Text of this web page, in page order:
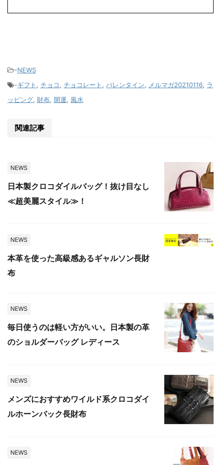
-NEWS
-ギフト , チョコ, チョコレート , バレンタイン, メルマガ20210116, ラ
ッピング, 財布, 開運, 風水
関連記事
NEWS
日本製クロコダイルバッグ！抜け目なし
≪超美麗スタイル≫！
NEWS
本革を使った高級感あるギャルソン長財
布
NEWS
毎日使うのは軽い方がいい。日本製の革
のショルダーバッグ レディース
NEWS
メンズにおすすめワイルド系クロコダイ
ルホーンバック長財布
NEWS